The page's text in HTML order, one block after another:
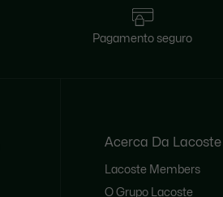
Pagamento seguro
Acerca Da Lacoste
Lacoste Members
O Grupo Lacoste